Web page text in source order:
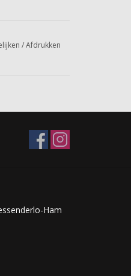
/Afdrukken
Ham